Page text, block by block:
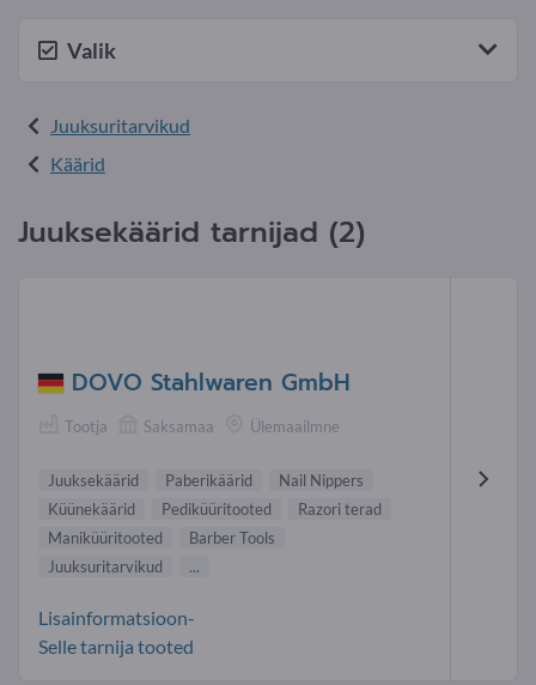
Valik
Juuksuritarvikud
Käärid
Juuksekäärid tarnijad (2)
DOVO Stahlwaren GmbH
Tootja Saksamaa Ülemaailmne
Juuksekäärid Paberikäärid
Nail Nippers
Küünekäärid
Pediküüritooted
Razori terad
Maniküüritooted
Barber Tools
Juuksuritarvikud
...
Lisainformatsioon-
Selle tarnija tooted